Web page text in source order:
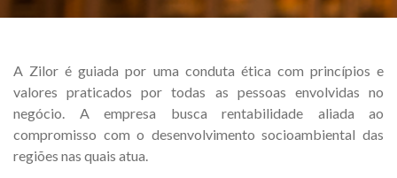
A Zilor é guiada por uma conduta ética com princípios e
valores praticados por todas as pessoas envolvidas no
negócio. A empresa busca rentabilidade aliada ao
compromisso com o desenvolvimento socioambiental das
regiões nas quais atua.